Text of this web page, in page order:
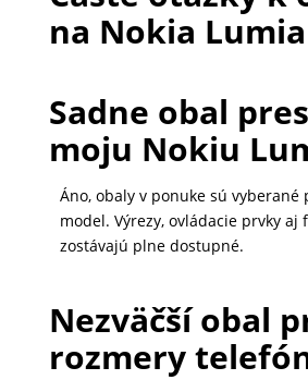
na Nokia
Sadne obal
moju Nokiu
Áno, obaly v ponuke sú vyberané
model. Výrezy, ovládacie prvky aj
zostávajú plne dostupné.
Nezväčší obal
rozmery